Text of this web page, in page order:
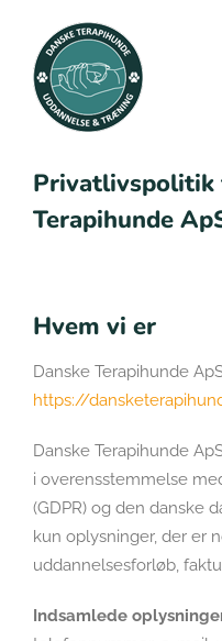
content
Privatlivspolitik
Terapihunde
Hvem vi er
Danske Terapihunde
https://
Danske Terapihunde
i overensstemmelse
(GDPR) og den danske
kun oplysninger, der er
uddannelsesforløb,
Indsamlede